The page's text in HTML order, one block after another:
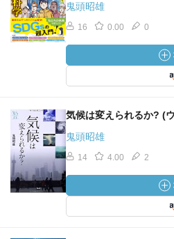
鬼頭昭雄
16 0.00 0
気候は変えられるか? (
鬼頭昭雄
14 4.00 2